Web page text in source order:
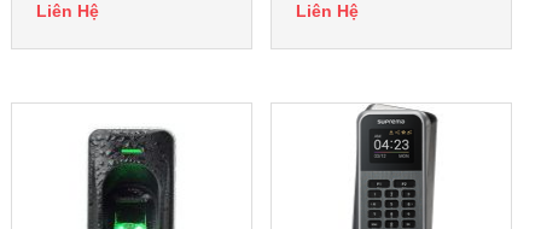
Liên Hệ Liên Hệ